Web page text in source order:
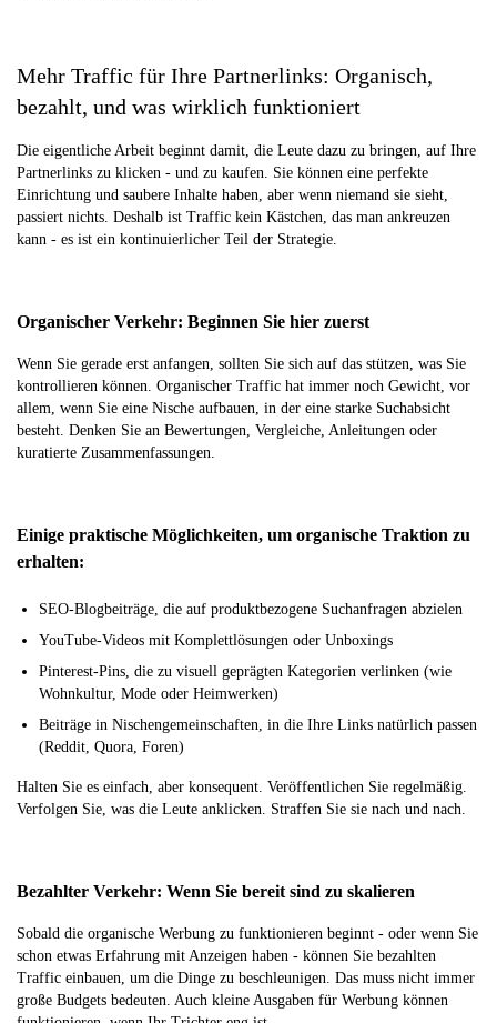
Mehr Traffic für Ihre Partnerlinks: Organisch,
bezahlt, und was wirklich funktioniert
Die eigentliche Arbeit beginnt damit, die Leute dazu zu bringen, auf Ihre
Partnerlinks zu klicken - und zu kaufen. Sie können eine perfekte
Einrichtung und saubere Inhalte haben, aber wenn niemand sie sieht,
passiert nichts. Deshalb ist Traffic kein Kästchen, das man ankreuzen
kann - es ist ein kontinuierlicher Teil der Strategie.
Organischer Verkehr: Beginnen Sie hier zuerst
Wenn Sie gerade erst anfangen, sollten Sie sich auf das stützen, was Sie
kontrollieren können. Organischer Traffic hat immer noch Gewicht, vor
allem, wenn Sie eine Nische aufbauen, in der eine starke Suchabsicht
besteht. Denken Sie an Bewertungen, Vergleiche, Anleitungen oder
kuratierte Zusammenfassungen.
Einige praktische Möglichkeiten, um organische Traktion zu
erhalten:
SEO-Blogbeiträge, die auf produktbezogene Suchanfragen abzielen
YouTube-Videos mit Komplettlösungen oder Unboxings
Pinterest-Pins, die zu visuell geprägten Kategorien verlinken (wie
Wohnkultur, Mode oder Heimwerken)
Beiträge in Nischengemeinschaften, in die Ihre Links natürlich passen
(Reddit, Quora, Foren)
Halten Sie es einfach, aber konsequent. Veröffentlichen Sie regelmäßig.
Verfolgen Sie, was die Leute anklicken. Straffen Sie sie nach und nach.
Bezahlter Verkehr: Wenn Sie bereit sind zu skalieren
Sobald die organische Werbung zu funktionieren beginnt - oder wenn Sie
schon etwas Erfahrung mit Anzeigen haben - können Sie bezahlten
Traffic einbauen, um die Dinge zu beschleunigen. Das muss nicht immer
große Budgets bedeuten. Auch kleine Ausgaben für Werbung können